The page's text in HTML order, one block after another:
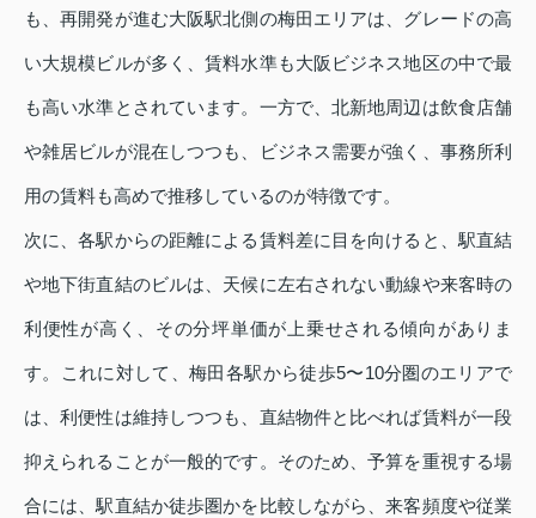
も、再開発が進む大阪駅北側の梅田エリアは、グレードの高
い大規模ビルが多く、賃料水準も大阪ビジネス地区の中で最
も高い水準とされています。一方で、北新地周辺は飲食店舗
や雑居ビルが混在しつつも、ビジネス需要が強く、事務所利
用の賃料も高めで推移しているのが特徴です。
次に、各駅からの距離による賃料差に目を向けると、駅直結
や地下街直結のビルは、天候に左右されない動線や来客時の
利便性が高く、その分坪単価が上乗せされる傾向がありま
す。これに対して、梅田各駅から徒歩5〜10分圏のエリアで
は、利便性は維持しつつも、直結物件と比べれば賃料が一段
抑えられることが一般的です。そのため、予算を重視する場
合には、駅直結か徒歩圏かを比較しながら、来客頻度や従業